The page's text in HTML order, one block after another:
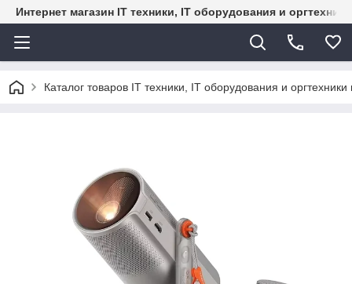
Интернет магазин IT техники, IT оборудования и
Каталог товаров IT техники, IT оборудования и